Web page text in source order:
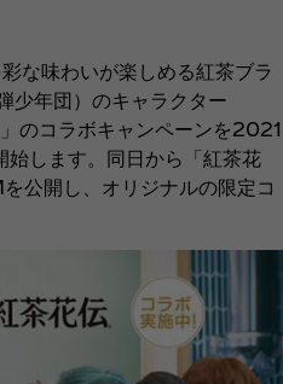
な味わいが楽しめる紅茶ブラ
少年団）のキャラクター
のコラボキャンペーンを2021
します。同日から「紅茶花
公開し、オリジナルの限定コ